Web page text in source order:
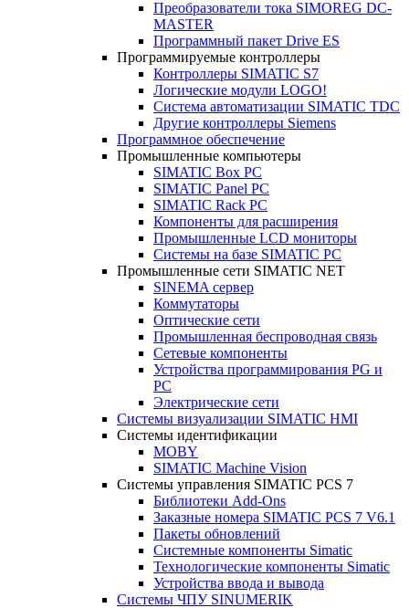
Преобразователи тока SIMOREG DC-
MASTER
Программный пакет Drive ES
Программируемые контроллеры
Контроллеры SIMATIC S7
Логические модули LOGO!
Система автоматизации SIMATIC TDC
Другие контроллеры Siemens
Программное обеспечение
Промышленные компьютеры
SIMATIC Box PC
SIMATIC Panel PС
SIMATIC Rack PC
Компоненты для расширения
Промышленные LCD мониторы
Системы на базе SIMATIC PC
Промышленные сети SIMATIC NET
SINEMA сервер
Коммутаторы
Оптические сети
Промышленная беспроводная связь
Сетевые компоненты
Устройства программирования PG и
PC
Электрические сети
Системы визуализации SIMATIC HMI
Системы идентификации
MOBY
SIMATIC Machine Vision
Системы управления SIMATIC PCS 7
Библиотеки Add-Ons
Заказные номера SIMATIC PCS 7 V6.1
Пакеты обновлений
Системные компоненты Simatic
Технологические компоненты Simatic
Устройства ввода и вывода
Системы ЧПУ SINUMERIK